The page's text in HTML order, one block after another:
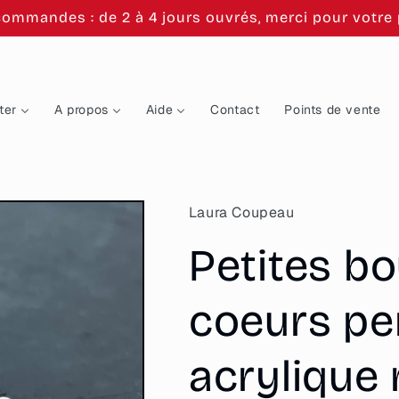
: de 2 à 4 jours ouvrés, merci pour votre
A propos Aide Contact Points de vente
Laura Coupeau
Petites
coeurs
acrylique